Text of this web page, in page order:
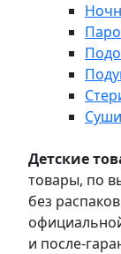
Детские
товары, по
без
и после-